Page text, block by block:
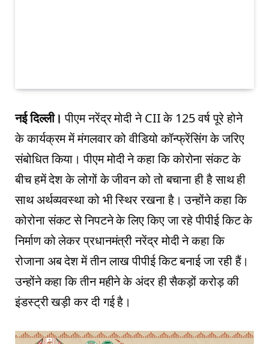
नई दिल्ली। पीएम नरेंद्र मोदी ने CII के 125 वर्ष पूरे होने
के कार्यक्रम में मंगलवार को वीडियो कॉन्फ्रेंसिंग के जरिए
संबोधित किया। पीएम मोदी ने कहा कि कोरोना संकट के
बीच हमें देश के लोगों के जीवन को तो बचाना ही है साथ ही
साथ अर्थव्यवस्था को भी स्थिर रखना है। उन्होंने कहा कि
कोरोना संकट से निपटने के लिए किए जा रहे पीपीई किट के
निर्माण को लेकर प्रधानमंत्री नरेंद्र मोदी ने कहा कि
रोजाना अब देश में तीन लाख पीपीई किट बनाई जा रही हैं।
उन्होंने कहा कि तीन महीने के अंदर ही सैकड़ों करोड़ की
इंडस्ट्री खड़ी कर दी गई है।